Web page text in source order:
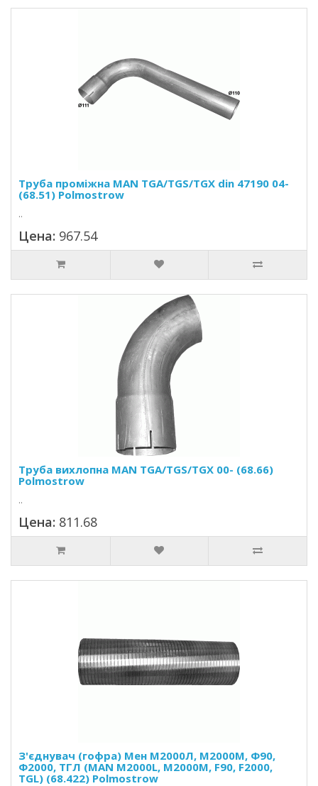
Труба проміжна MAN TGA/TGS/TGX din 47190 04-
(68.51) Polmostrow
..
Цена: 967.54
Труба вихлопна MAN TGA/TGS/TGX 00- (68.66)
Polmostrow
..
Цена: 811.68
З'єднувач (гофра) Мен M2000Л, M2000M, Ф90,
Ф2000, ТГЛ (MAN M2000L, M2000M, F90, F2000,
TGL) (68.422) Polmostrow